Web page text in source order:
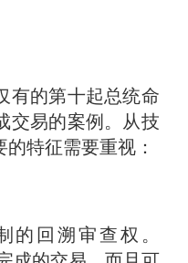
有的第十起总统命
交易的案例。从技
特征需要重视：
的回溯审查权。